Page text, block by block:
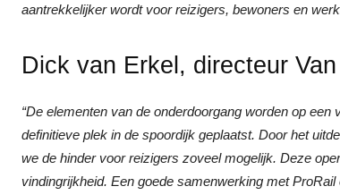
aantrekkelijker wordt voor reizigers, bewoners en
Dick van Erkel, directeur
“De elementen van de onderdoorgang worden op
definitieve plek in de spoordijk geplaatst. Door het
we de hinder voor reizigers zoveel mogelijk. Deze
vindingrijkheid. Een goede samenwerking met